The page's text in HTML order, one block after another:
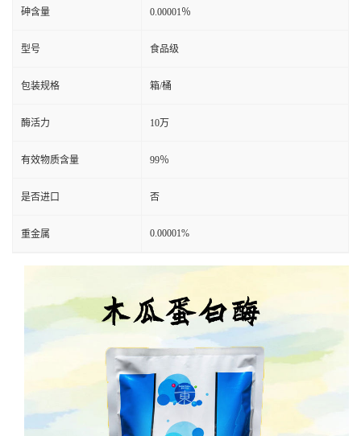
砷含量 0.00001％
型号 食品级
包装规格 箱/桶
酶活力 10万
有效物质含量 99％
是否进口 否
重金属 0.00001%